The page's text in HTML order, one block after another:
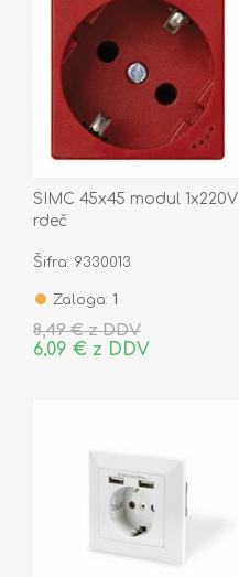
SIMC 45x45 modul 1x220V
rdeč
Šifra: 9330013
Zaloga: 1
8,49 € z DDV
6,09 € z DDV